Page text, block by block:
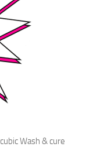
Wash & cure